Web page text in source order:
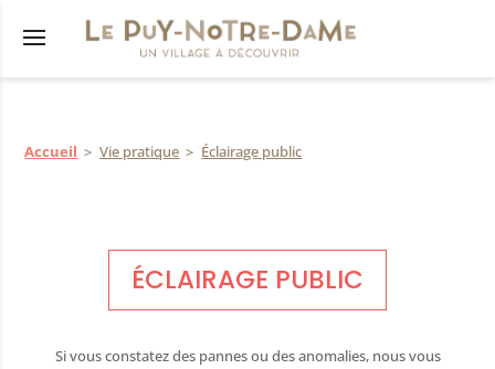
Accueil Vie pratique Éclairage public
ÉCLAIRAGE PUBLIC
Si vous constatez des pannes ou des anomalies, nous vous